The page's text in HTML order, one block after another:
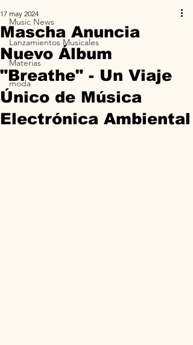
Music News
Lanzamientos Musicales
Materias
moda
Mascha Anuncia
Nuevo Álbum
"Breathe" - Un Viaje
Único de Música
Electrónica Ambiental
17 may 2024